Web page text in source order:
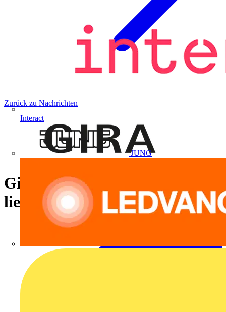
Interact
JUNG
Zurück zu Nachrichten
Gira Präsenzmelder Mini jetzt
lieferbar.